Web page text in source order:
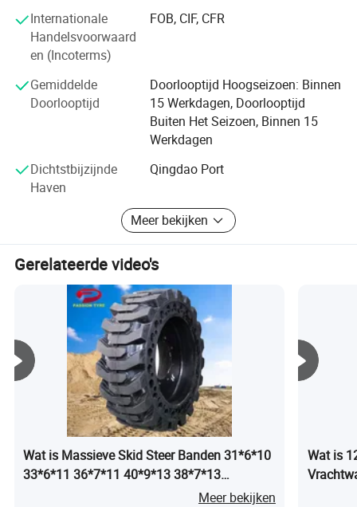
steeds een paar onbekend. Bij Passion Tire hebben we een
duidelijke, unieke visie en een passie voor groei als
toonaangevende leverancier van kwaliteitsproducten op
het gebied van banden, zowel nationaal als internationaal.
Internationale
Handelsvoorwaard
en (Incoterms)
FOB, CIF, CFR
Gemiddelde
Doorlooptijd
Doorlooptijd Hoogseizoen: Binnen
15 Werkdagen, Doorlooptijd
Buiten Het Seizoen, Binnen 15
Werkdagen
Dichtstbijzijnde
Haven
Qingdao Port
Meer bekijken
Gerelateerde video's
Wat is Massieve Skid Steer Banden 31*6*10
33*6*11 36*7*11 40*9*13 38*7*13
Meer bekijken
Wat is